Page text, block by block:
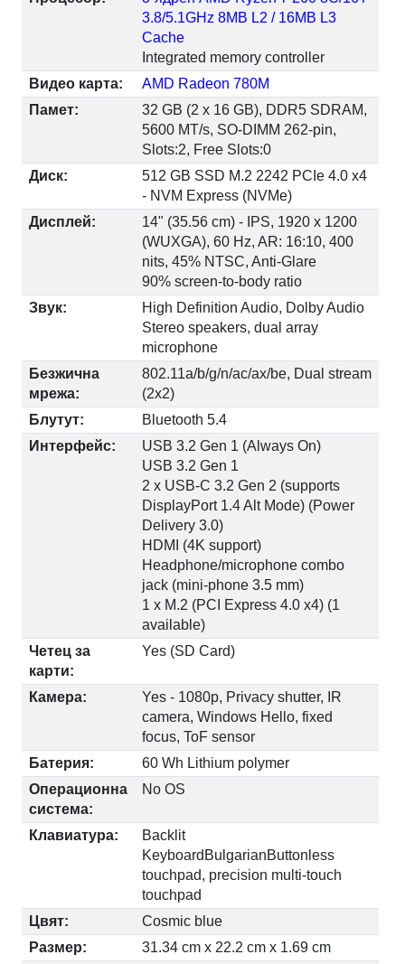
3.8/5.1GHz 8MB L2 / 16MB L3
Cache
Integrated memory controller
Видео карта:
AMD Radeon 780M
Памет:
32 GB (2 x 16 GB), DDR5 SDRAM,
5600 MT/s, SO-DIMM 262-pin,
Slots:2, Free Slots:0
Диск:
512 GB SSD M.2 2242 PCIe 4.0 x4
- NVM Express (NVMe)
Дисплей:
14" (35.56 cm) - IPS, 1920 x 1200
(WUXGA), 60 Hz, AR: 16:10, 400
nits, 45% NTSC, Anti-Glare
90% screen-to-body ratio
Звук:
High Definition Audio, Dolby Audio
Stereo speakers, dual array
microphone
Безжична
мрежа:
802.11a/b/g/n/ac/ax/be, Dual stream
(2x2)
Блутут:
Bluetooth 5.4
Интерфейс:
USB 3.2 Gen 1 (Always On)
USB 3.2 Gen 1
2 x USB-C 3.2 Gen 2 (supports
DisplayPort 1.4 Alt Mode) (Power
Delivery 3.0)
HDMI (4K support)
Headphone/microphone combo
jack (mini-phone 3.5 mm)
1 x M.2 (PCI Express 4.0 x4) (1
available)
Четец за
карти:
Yes (SD Card)
Камера:
Yes - 1080p, Privacy shutter, IR
camera, Windows Hello, fixed
focus, ToF sensor
Батерия:
60 Wh Lithium polymer
Операционна
система:
No OS
Клавиатура:
Backlit
KeyboardBulgarianButtonless
touchpad, precision multi-touch
touchpad
Цвят:
Cosmic blue
Размер:
31.34 cm x 22.2 cm x 1.69 cm